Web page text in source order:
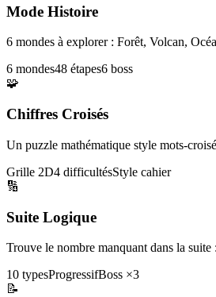
Mode Histoire
6 mondes à explorer : Forêt, Volcan,
6 mondes48 étapes6 boss
🧩
Chiffres Croisés
Un puzzle mathématique style mots-
Grille 2D4 difficultésStyle cahier
🔢
Suite Logique
Trouve le nombre manquant dans la
10 typesProgressifBoss ×3
📝